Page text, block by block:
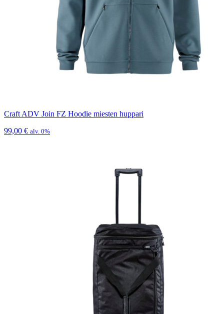
Craft ADV Join FZ Hoodie miesten huppari
99,00 € alv. 0%